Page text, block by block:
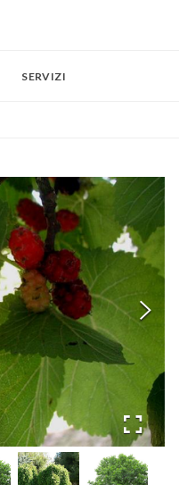
SERVIZI